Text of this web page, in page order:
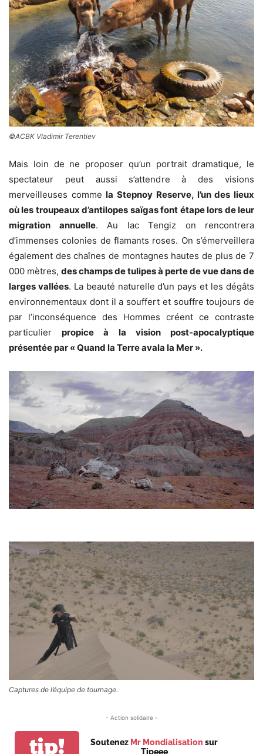
©ACBK Vladimir Terentiev
Mais loin de ne proposer qu’un portrait dramatique, le
spectateur peut aussi s’attendre à des visions
merveilleuses commela Stepnoy Reserve, l’un des lieux
où les troupeaux d’antilopes saïgas font étape lors de leur
migration annuelle. Au lac Tengiz on rencontrera
d’immenses colonies de flamants roses. On s’émerveillera
également des chaînes de montagnes hautes de plus de 7
000 mètres, des champs de tulipes à perte de vue dans de
larges vallées. La beauté naturelle d’un pays et les dégâts
environnementaux dont il a souffert et souffre toujours de
par l’inconséquence des Hommes créent ce contraste
particulierpropice à la vision post-apocalyptique
présentée par « Quand la Terre avala la Mer ».
Captures de l’équipe de tournage.
- Action solidaire -
tip! Soutenez Mr Mondialisation sur
Tipeee